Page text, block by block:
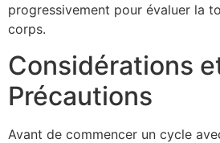
progressivement pour évaluer la
corps.
Considérations
Précautions
Avant de commencer un cycle